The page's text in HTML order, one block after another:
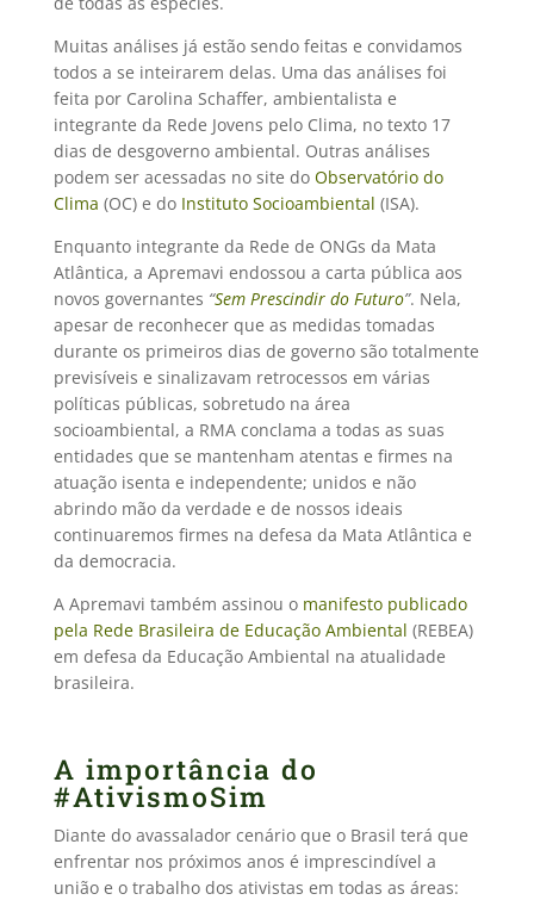
Muitas análises já estão sendo feitas e convidamos
todos a se inteirarem delas. Uma das análises foi
feita por Carolina Schaffer, ambientalista e
integrante da Rede Jovens pelo Clima, no texto 17
dias de desgoverno ambiental. Outras análises
podem ser acessadas no site do Observatório do
Clima (OC) e do Instituto Socioambiental (ISA).
Enquanto integrante da Rede de ONGs da Mata
Atlântica, a Apremavi endossou a carta pública aos
novos governantes “Sem Prescindir do Futuro”. Nela,
apesar de reconhecer que as medidas tomadas
durante os primeiros dias de governo são totalmente
previsíveis e sinalizavam retrocessos em várias
políticas públicas, sobretudo na área
socioambiental, a RMA conclama a todas as suas
entidades que se mantenham atentas e firmes na
atuação isenta e independente; unidos e não
abrindo mão da verdade e de nossos ideais
continuaremos firmes na defesa da Mata Atlântica e
da democracia.
A Apremavi também assinou o manifesto publicado
pela Rede Brasileira de Educação Ambiental (REBEA)
em defesa da Educação Ambiental na atualidade
brasileira.
A importância do
#AtivismoSim
Diante do avassalador cenário que o Brasil terá que
enfrentar nos próximos anos é imprescindível a
união e o trabalho dos ativistas em todas as áreas: